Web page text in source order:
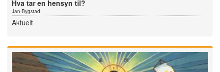
Hva tar en hensyn til?
Jan Bygstad
Aktuelt